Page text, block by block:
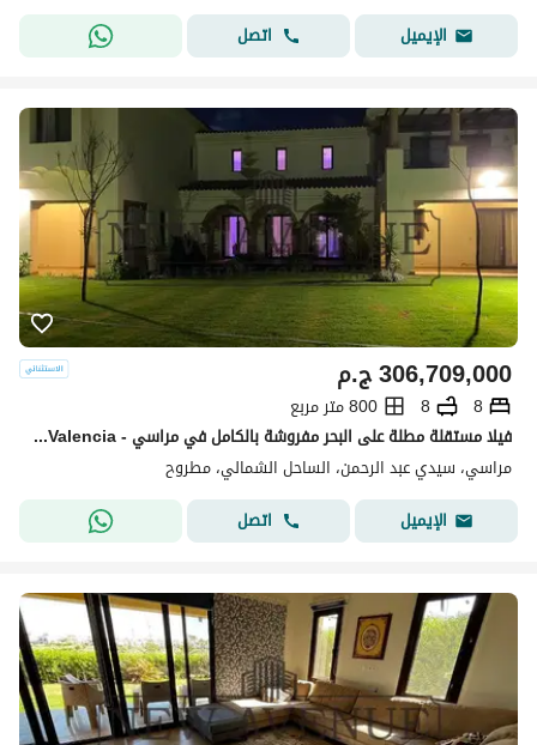
الإيميل
اتصل
ج.م306,709,000
8
8
800 متر مربع
فيلا مستقلة مطلة على البحر مفروشة بالكامل في مراسي - marassi -Valencia
مراسي، سيدي عبد الرحمن، الساحل الشمالي، مطروح
الإيميل
اتصل